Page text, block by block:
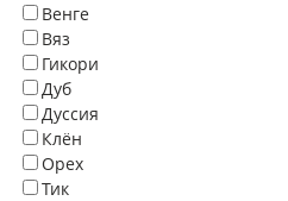
Венге
Вяз
Гикори
Дуб
Дуссия
Клён
Орех
Тик